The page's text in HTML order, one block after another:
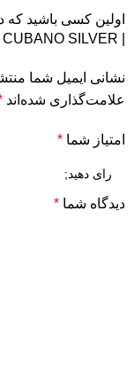
اولین کسی باشید که
نشانی ایمیل شما
علامت‌گذاری شده‌اند
امتیاز شما *
دیدگاه شما *